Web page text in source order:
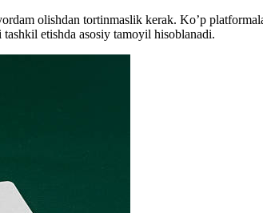
olishdan tortinmaslik kerak. Ko’p
etishda asosiy tamoyil hisoblanadi.